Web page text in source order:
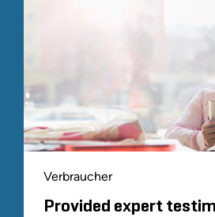
Verbraucher
Provided expert